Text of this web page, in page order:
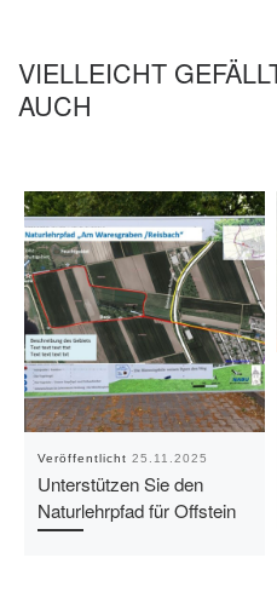
VIELLEICHT
AUCH
Veröffentlicht 25.11.2025
Unterstützen Sie den
Naturlehrpfad für Offstein